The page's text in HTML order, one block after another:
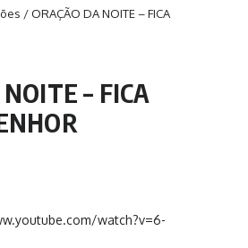
/ORAÇÃO DA NOITE – FICA
– FICA
watch?v=6-